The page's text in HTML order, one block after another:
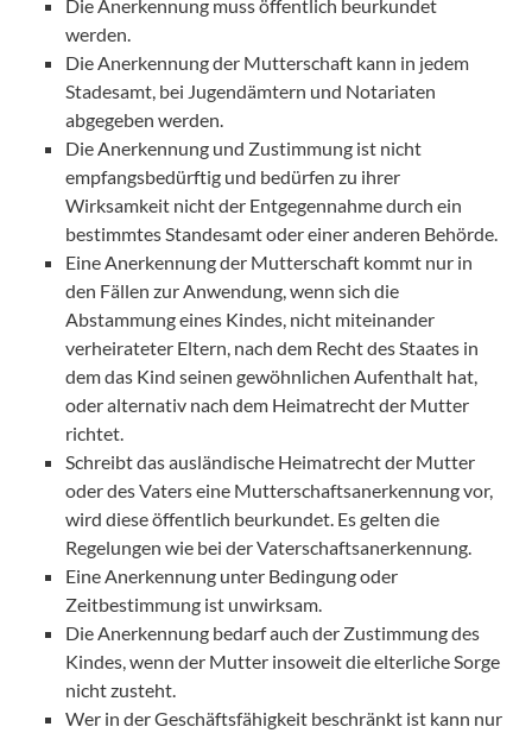
Die Anerkennung muss öffentlich beurkundet
werden.
Die Anerkennung der Mutterschaft kann in jedem
Stadesamt, bei Jugendämtern und Notariaten
abgegeben werden.
Die Anerkennung und Zustimmung ist nicht
empfangsbedürftig und bedürfen zu ihrer
Wirksamkeit nicht der Entgegennahme durch ein
bestimmtes Standesamt oder einer anderen Behörde.
Eine Anerkennung der Mutterschaft kommt nur in
den Fällen zur Anwendung, wenn sich die
Abstammung eines Kindes, nicht miteinander
verheirateter Eltern, nach dem Recht des Staates in
dem das Kind seinen gewöhnlichen Aufenthalt hat,
oder alternativ nach dem Heimatrecht der Mutter
richtet.
Schreibt das ausländische Heimatrecht der Mutter
oder des Vaters eine Mutterschaftsanerkennung vor,
wird diese öffentlich beurkundet. Es gelten die
Regelungen wie bei der Vaterschaftsanerkennung.
Eine Anerkennung unter Bedingung oder
Zeitbestimmung ist unwirksam.
Die Anerkennung bedarf auch der Zustimmung des
Kindes, wenn der Mutter insoweit die elterliche Sorge
nicht zusteht.
Wer in der Geschäftsfähigkeit beschränkt ist kann nur